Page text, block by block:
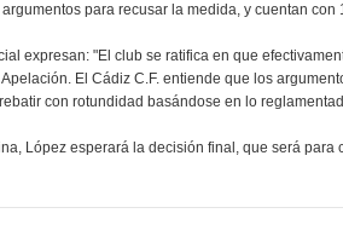
para recusar la medida, y cuentan
expresan: "El club se ratifica en que
El Cádiz C.F. entiende que los
con rotundidad basándose en lo
López esperará la decisión final, que será